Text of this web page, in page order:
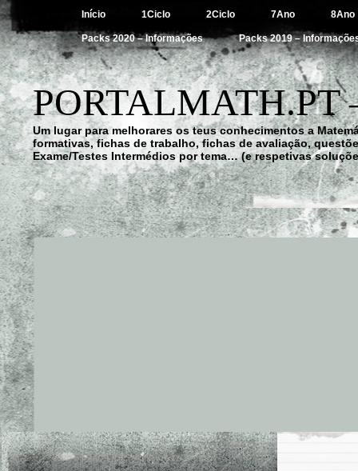
Início 1Ciclo 2Ciclo 7Ano 8Ano
Packs 2020 – Informações Packs 2019 –
Um lugar para melhorares os teus conhecimentos a
formativas, fichas de trabalho, fichas de avaliação,
Exame/Testes Intermédios por tema… (e respetivas